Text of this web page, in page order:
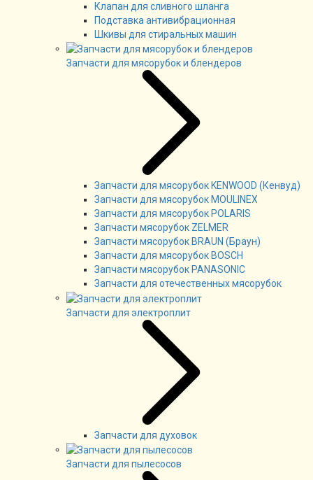
Клапан для сливного шланга
Подставка антивибрационная
Шкивы для стиральных машин
Запчасти для мясорубок и блендеров
Запчасти для мясорубок KENWOOD (Кенвуд)
Запчасти для мясорубок MOULINEX
Запчасти для мясорубок POLARIS
Запчасти мясорубок ZELMER
Запчасти мясорубок BRAUN (Браун)
Запчасти для мясорубок BOSCH
Запчасти мясорубок PANASONIC
Запчасти для отечественных мясорубок
Запчасти для электроплит
Запчасти для духовок
Запчасти для пылесосов